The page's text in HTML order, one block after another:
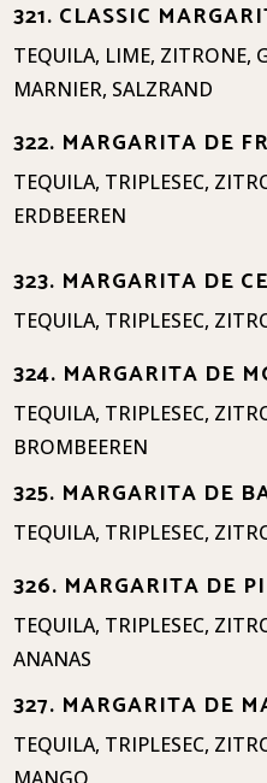
321. CLASSIC
TEQUILA, LIME, ZITRONE,
MARNIER, SALZRAND
322. MARGARITA DE
TEQUILA, TRIPLESEC,
ERDBEEREN
323. MARGARITA DE
TEQUILA, TRIPLESEC,
324. MARGARITA DE
TEQUILA, TRIPLESEC,
BROMBEEREN
325. MARGARITA DE
TEQUILA, TRIPLESEC,
326. MARGARITA DE
TEQUILA, TRIPLESEC,
ANANAS
327. MARGARITA DE
TEQUILA, TRIPLESEC,